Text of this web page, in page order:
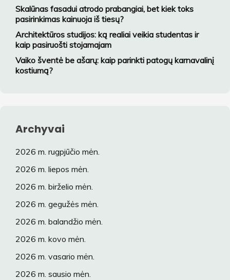
Skalūnas fasadui atrodo prabangiai, bet kiek toks
pasirinkimas kainuoja iš tiesų?
Architektūros studijos: ką realiai veikia studentas ir
kaip pasiruošti stojamajam
Vaiko šventė be ašarų: kaip parinkti patogų karnavalinį
kostiumą?
Archyvai
2026 m. rugpjūčio mėn.
2026 m. liepos mėn.
2026 m. birželio mėn.
2026 m. gegužės mėn.
2026 m. balandžio mėn.
2026 m. kovo mėn.
2026 m. vasario mėn.
2026 m. sausio mėn.